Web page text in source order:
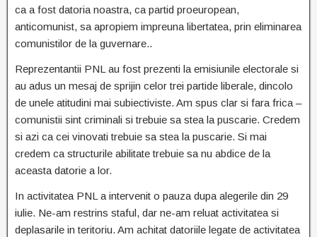
ca a fost datoria noastra, ca partid proeuropean,
anticomunist, sa apropiem impreuna libertatea, prin eliminarea
comunistilor de la guvernare..
Reprezentantii PNL au fost prezenti la emisiunile electorale si
au adus un mesaj de sprijin celor trei partide liberale, dincolo
de unele atitudini mai subiectiviste. Am spus clar si fara frica –
comunistii sint criminali si trebuie sa stea la puscarie. Credem
si azi ca cei vinovati trebuie sa stea la puscarie. Si mai
credem ca structurile abilitate trebuie sa nu abdice de la
aceasta datorie a lor.
In activitatea PNL a intervenit o pauza dupa alegerile din 29
iulie. Ne-am restrins staful, dar ne-am reluat activitatea si
deplasarile in teritoriu. Am achitat datoriile legate de activitatea